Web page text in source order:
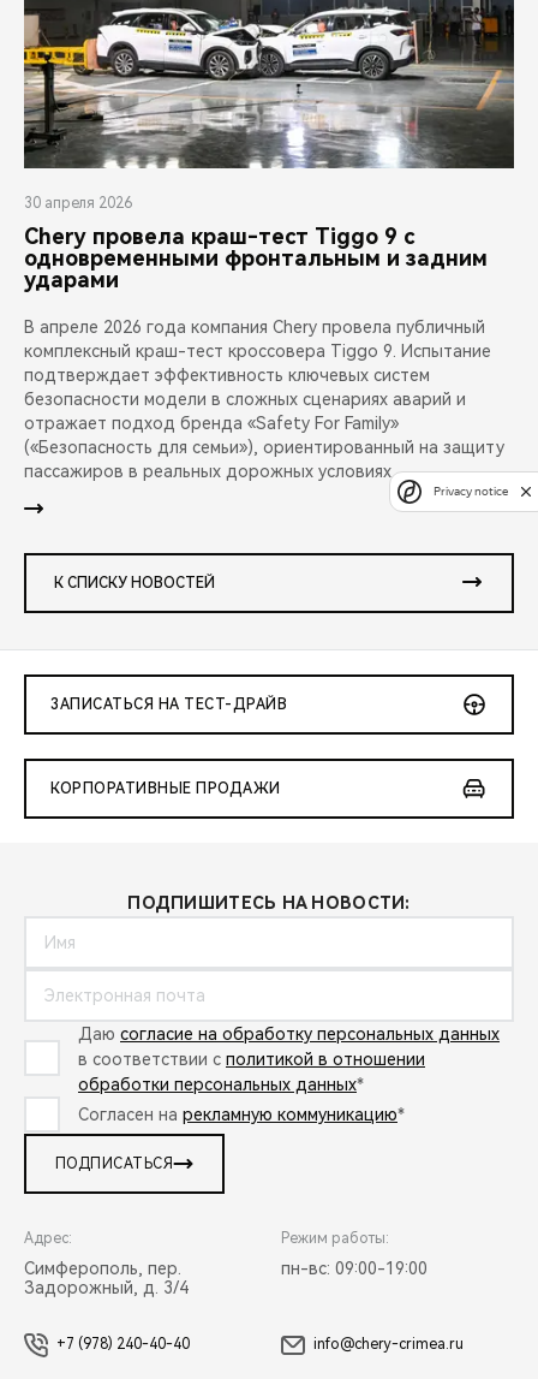
30 апреля 2026
Chery провела краш-тест Tiggo 9 с
одновременными фронтальным и задним
ударами
В апреле 2026 года компания Chery провела публичный
комплексный краш-тест кроссовера Tiggo 9. Испытание
подтверждает эффективность ключевых систем
безопасности модели в сложных сценариях аварий и
отражает подход бренда «Safety For Family»
(«Безопасность для семьи»), ориентированный на защиту
пассажиров в реальных дорожных условиях.
К СПИСКУ НОВОСТЕЙ
ЗАПИСАТЬСЯ НА ТЕСТ-ДРАЙВ
КОРПОРАТИВНЫЕ ПРОДАЖИ
ПОДПИШИТЕСЬ НА НОВОСТИ:
Даю согласие на обработку персональных данных
в соответствии с политикой в отношении
обработки персональных данных*
Согласен на рекламную коммуникацию*
ПОДПИСАТЬСЯ
Адрес:
Симферополь, пер.
Задорожный, д. 3/4
Режим работы:
пн-вс: 09:00-19:00
+7 (978) 240-40-40 info@chery-crimea.ru
Privacy notice